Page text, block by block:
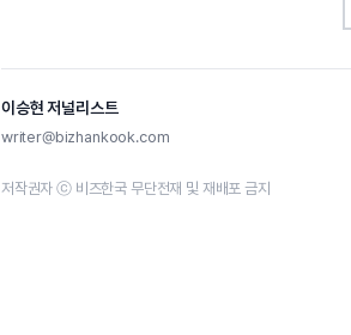
이승현 저널리스트
writer@bizhankook.com
저작권자 ⓒ 비즈한국 무단전재 및 재배포 금지